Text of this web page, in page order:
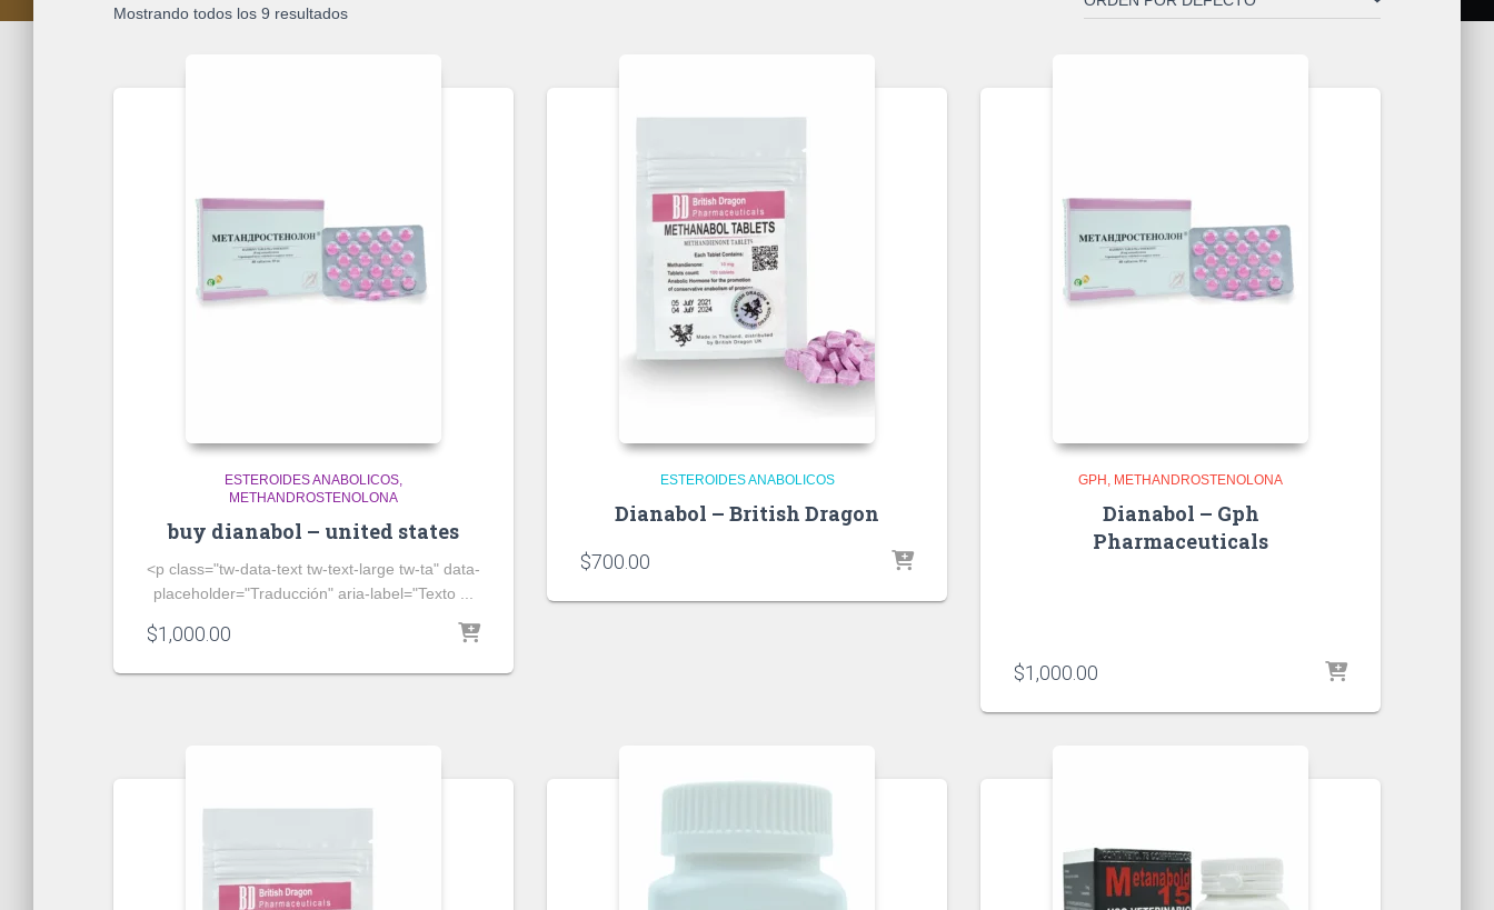
Mostrando todos los 9 resultados
ESTEROIDES ANABOLICOS
METHANDROSTENOLONA
buy dianabol – united states
<p class="tw-data-text tw-text-large tw-ta" data-
placeholder="Traducción" aria-label="Texto ...
$1,000.00
ESTEROIDES ANABOLICOS
Dianabol – British Dragon
$700.00
GPH METHANDROSTENOLONA
Dianabol – Gph
Pharmaceuticals
$1,000.00